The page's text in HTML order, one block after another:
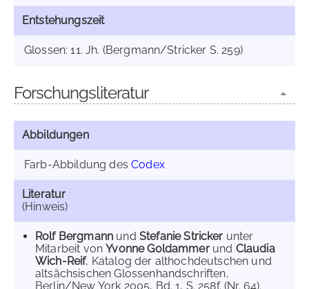
Entstehungszeit
Glossen: 11. Jh. (Bergmann/Stricker S. 259)
Forschungsliteratur
Abbildungen
Farb-Abbildung desCodex
Literatur
(Hinweis)
Rolf Bergmann und Stefanie Stricker unter
Mitarbeit vonYvonne Goldammerund Claudia
Wich-Reif, Katalog der althochdeutschen und
altsächsischen Glossenhandschriften,
Berlin/New York 2005, Bd. 1, S. 258f. (Nr. 64).